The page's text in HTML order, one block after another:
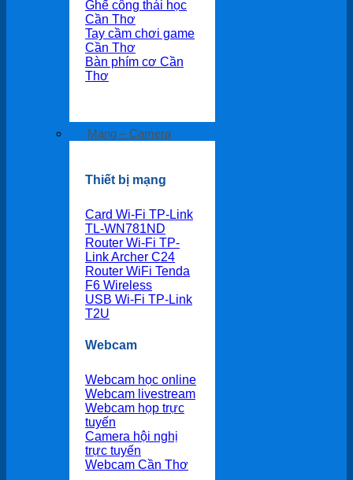
Ghế công thái học
Cần Thơ
Tay cầm chơi game
Cần Thơ
Bàn phím cơ Cần
Thơ
Mạng – Camera
Thiết bị mạng
Card Wi-Fi TP-Link
TL-WN781ND
Router Wi-Fi TP-
Link Archer C24
Router WiFi Tenda
F6 Wireless
USB Wi-Fi TP-Link
T2U
Webcam
Webcam học online
Webcam livestream
Webcam họp trực
tuyến
Camera hội nghị
trực tuyến
Webcam Cần Thơ